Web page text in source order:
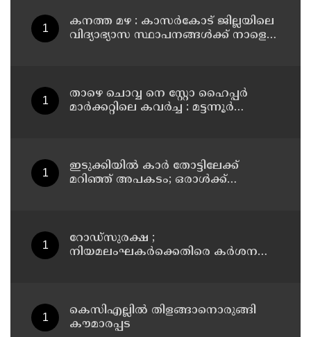
കനത്ത മഴ : കാസർകോട് ജില്ലയിലെ
വിദ്യാഭ്യാസ സ്ഥാപനങ്ങൾക്ക് നാളെ
താഴെ ചൊവ്വ നെ സ്റ്റോ ഹൈപ്പർ
മാർക്കറ്റിലെ കവർച്ച : മട്ടന്നൂർ
ഇടുക്കിയിൽ കാർ തോട്ടിലേക്ക്
മറിഞ്ഞ് അപകടം; ഒരാൾക്ക്
റോഡ്‌സുരക്ഷ ;
നിയമലംഘകർക്കെതിരെ കർശന
കെസിഎല്ലിൽ തിളങ്ങാനൊരുങ്ങി
കൗമാരപ്പട